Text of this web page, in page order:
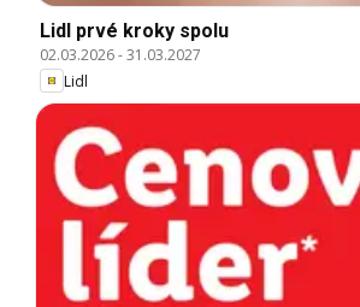
Lidl prvé kroky spolu
02.03.2026-31.03.2027
Lidl